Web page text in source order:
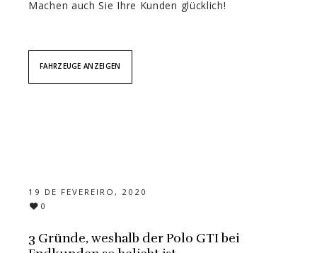
Machen auch Sie Ihre Kunden glücklich!
FAHRZEUGE ANZEIGEN
19 DE FEVEREIRO, 2020
0
3 Gründe, weshalb der Polo GTI bei